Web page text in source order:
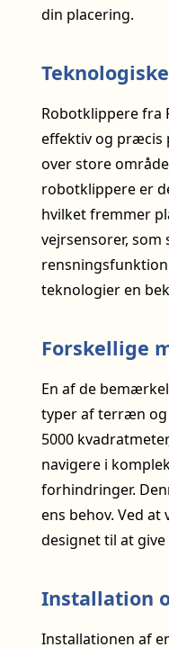
din placering.
Robotklippere fra
effektiv og præcis
over store
robotklippere er
hvilket fremmer
vejrsensorer,
teknologier en
Forskellige
En af de
typer af terræn og
5000
navigere i
forhindringer.
ens behov. Ved
designet til at
Installation
Installationen af